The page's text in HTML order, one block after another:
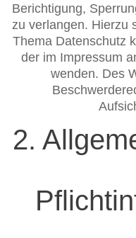
Berichtigung,
zu verlangen. Hierzu
Thema Datenschutz
der im Impressum
wenden. Des
2.